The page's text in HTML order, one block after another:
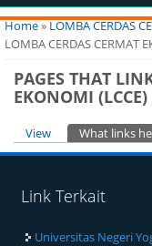
You are here
Home» LOMBA CERDAS
LOMBA CERDAS CERMAT
PAGES THAT
EKONOMI (LCCE)
Primary tabs
View What links
Link Terkait
Universitas Negeri